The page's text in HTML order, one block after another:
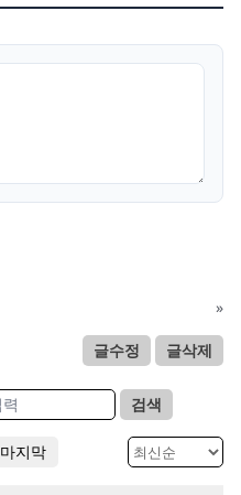
»
글수정 글삭제
검색
마지막